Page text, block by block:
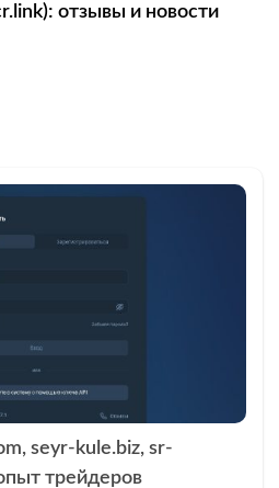
отзывы и новости
seyr-kule.biz, sr-
трейдеров